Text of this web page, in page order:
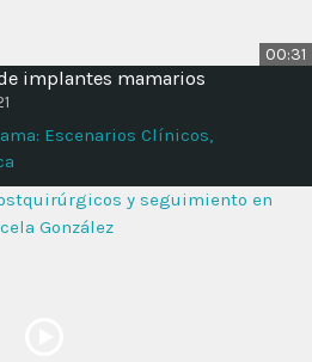
00:31
implantes mamarios
Escenarios Clínicos,